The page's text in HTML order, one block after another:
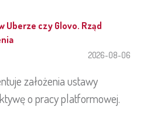
Uberze czy Glovo. Rząd
2026-08-06
założenia ustawy
o pracy platformowej.